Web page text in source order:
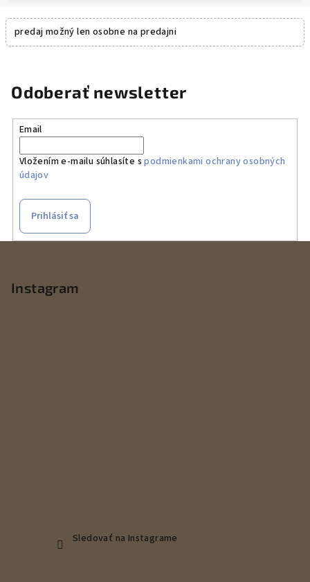
predaj možný len osobne na predajni
Odoberať newsletter
Email
Vložením e-mailu súhlasíte spodmienkami ochrany osobných
údajov
Prihlásiť sa
Instagram
Sledovať na Instagrame